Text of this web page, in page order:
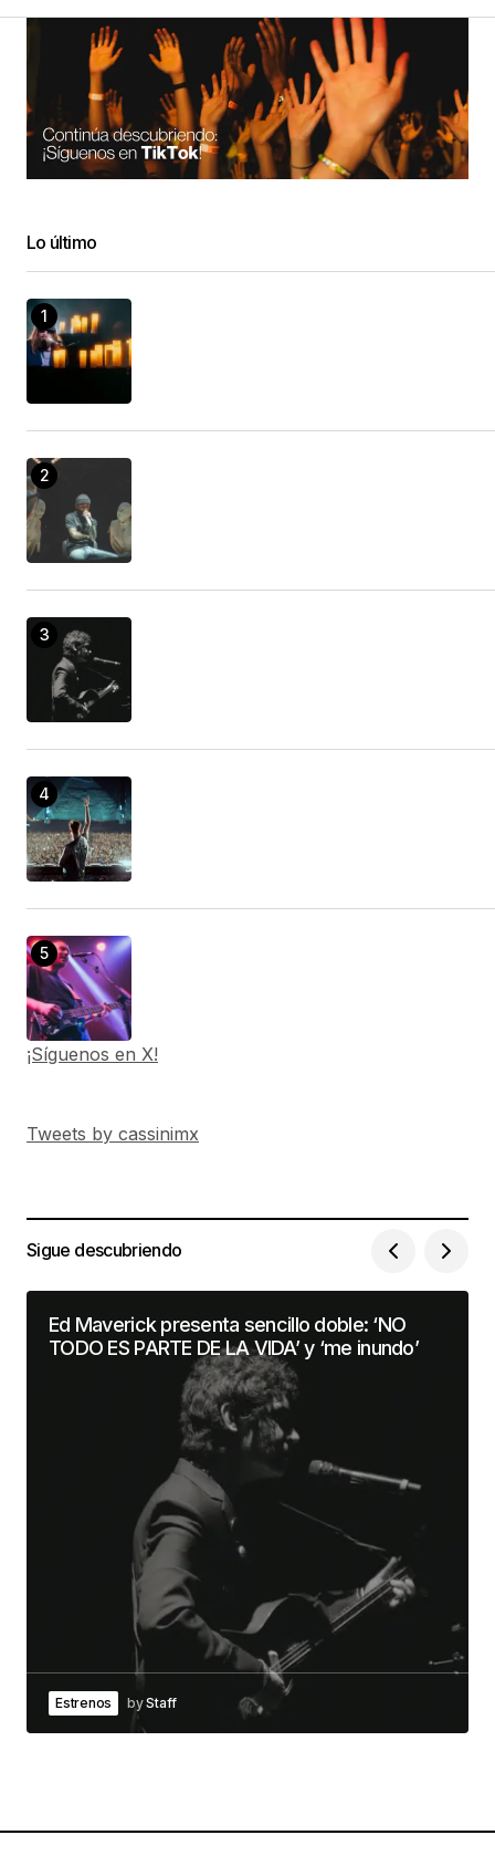
Lo último
¡Síguenos en X!
Tweets by cassinimx
Sigue descubriendo
Ed Maverick presenta sencillo doble: ‘NO
TODO ES PARTE DE LA VIDA’ y ‘me inundo’
Estrenos byStaff